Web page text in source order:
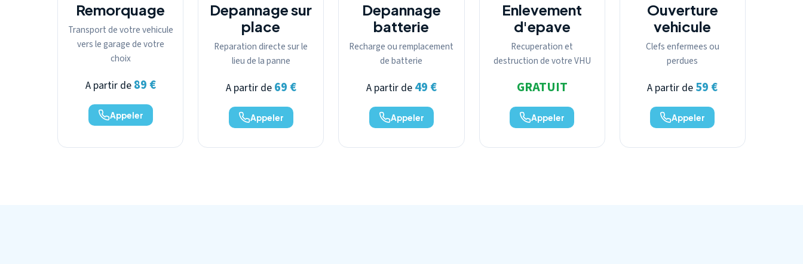
Remorquage
Transport de votre vehicule
vers le garage de votre
choix
A partir de 89 €
Appeler
Depannage sur
place
Reparation directe sur le
lieu de la panne
A partir de 69 €
Appeler
Depannage
batterie
Recharge ou remplacement
de batterie
A partir de 49 €
Appeler
Enlevement
d'epave
Recuperation et
destruction de votre VHU
GRATUIT
Appeler
Ouverture
vehicule
Clefs enfermees ou
perdues
A partir de 59 €
Appeler